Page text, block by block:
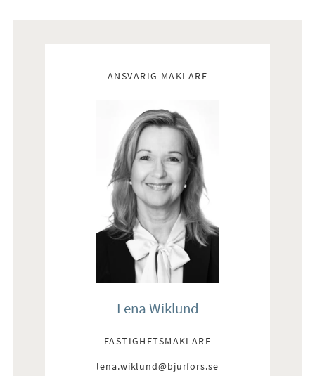
ANSVARIG MÄKLARE
Lena Wiklund
FASTIGHETSMÄKLARE
E-post:
lena.wiklund@bjurfors.se